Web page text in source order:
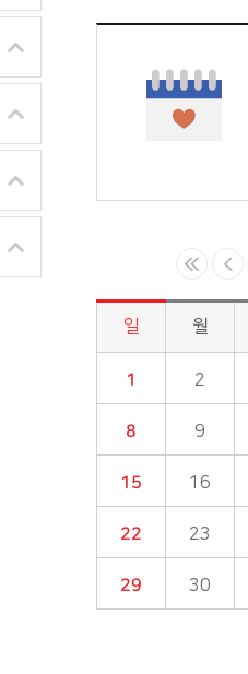
시정소식>시정 캘린더 게시판의 (2021년 08월) 달력형태로 일정명, 일정내용을 제공합니다.
일 월
1 2
8 9
15 16
22 23
29 30